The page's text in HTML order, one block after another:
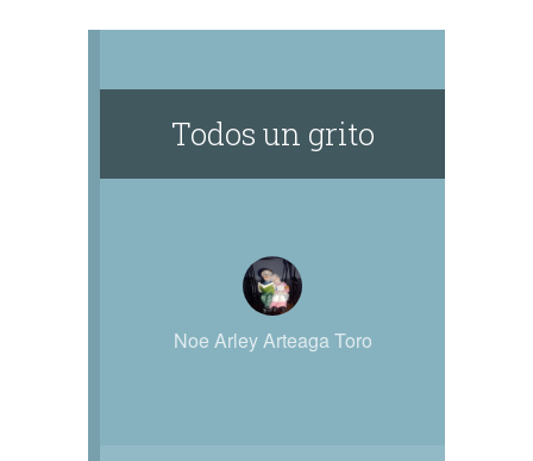
Todos un grito
Noe Arley Arteaga Toro